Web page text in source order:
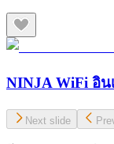
NINJA WiFi อิน
Next slide